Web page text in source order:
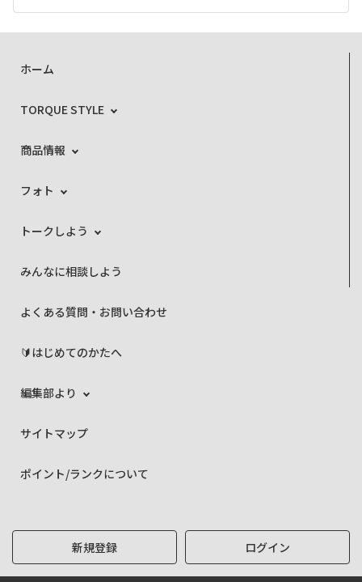
ホーム
TORQUE STYLE
商品情報
フォト
トークしよう
みんなに相談しよう
よくある質問・お問い合わせ
🔰はじめてのかたへ
編集部より
サイトマップ
ポイント/ランクについて
新規登録 ログイン